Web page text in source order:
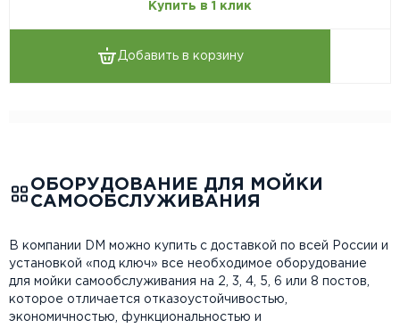
Купить в 1 клик
Добавить в корзину
ОБОРУДОВАНИЕ ДЛЯ МОЙКИ
САМООБСЛУЖИВАНИЯ
В компании DM можно купить с доставкой по всей России и
установкой «под ключ» все необходимое оборудование
для мойки самообслуживания на 2, 3, 4, 5, 6 или 8 постов,
которое отличается отказоустойчивостью,
экономичностью, функциональностью и